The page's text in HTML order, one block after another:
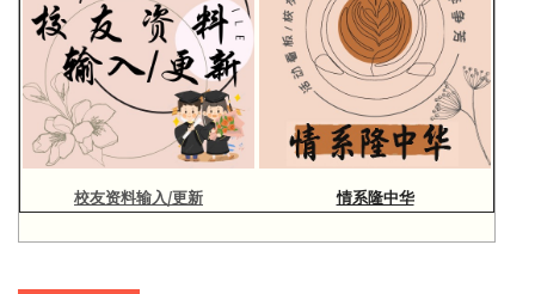
校友资料输入/更新 情系隆中华